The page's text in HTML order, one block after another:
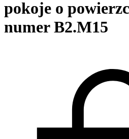
pokoje o
numer B2.M15